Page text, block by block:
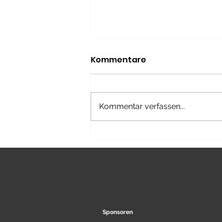
Erstellen eines Sprint-
Kommentare
Kommentar verfassen...
Sponsoren